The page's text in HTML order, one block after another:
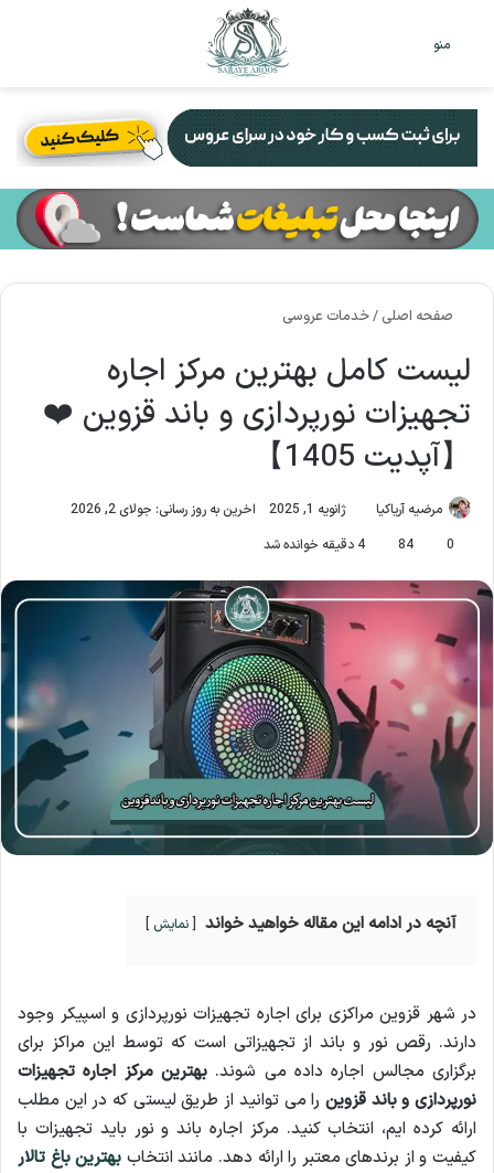
منو
صفحه اصلی /خدمات عروسی
لیست کامل بهترین مرکز اجاره
تجهیزات نورپردازی و باند قزوین ❤️
【آپدیت 1405】
مرضیه آریاکیا ژانویه 1, 2025
اخرین به روز رسانی: جولای 2, 2026
0
84
آنچه در ادامه این مقاله خواهید خواند نمایش
در شهر قزوین مراکزی برای اجاره تجهیزات نورپردازی و اسپیکر وجود
دارند. رقص نور و باند از تجهیزاتی است که توسط این مراکز برای
برگزاری مجالس اجاره داده می شوند. بهترین مرکز اجاره تجهیزات
نورپردازی و باند قزوین را می توانید از طریق لیستی که در این مطلب
ارائه کرده ایم، انتخاب کنید. مرکز اجاره باند و نور باید تجهیزات با
کیفیت و از برندهای معتبر را ارائه دهد. مانند انتخاب بهترین باغ تالار